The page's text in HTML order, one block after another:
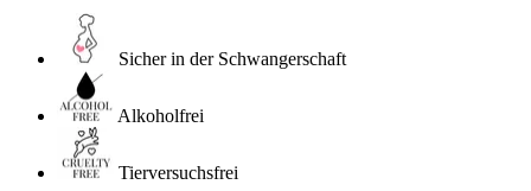
Sicher in der Schwangerschaft
Alkoholfrei
Tierversuchsfrei